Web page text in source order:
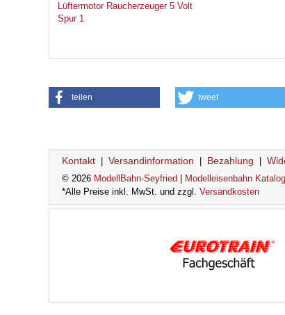
Lüftermotor Raucherzeuger 5 Volt
Spur 1
teilen tweet
Kontakt Versandinformation Bezahlung
© 2026 ModellBahn-Seyfried
Modelleisenbahn Katalog
*Alle Preise inkl. MwSt. und zzgl. Versandkosten